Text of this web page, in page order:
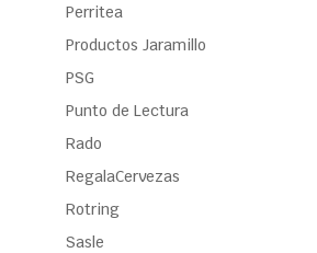
Perritea
Productos Jaramillo
PSG
Punto de Lectura
Rado
RegalaCervezas
Rotring
Sasle